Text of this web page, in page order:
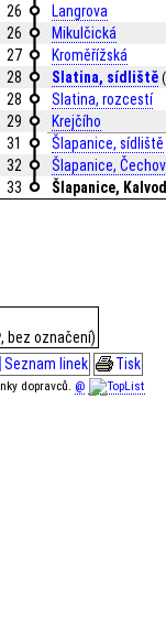
26
Langrova
26
Mikulčická
27
Kroměřížská
28
Slatina, sídliště
28
Slatina, rozcestí
29
Krejčího
31
Šlapanice, sídliště
32
Šlapanice,
33
Šlapanice,
, bez označení)
Seznam linek Tisk
dopravců. @